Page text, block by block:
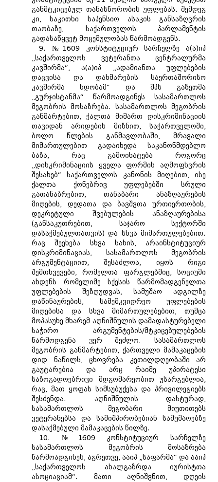
განმტკიცებულ თანასწორობის უფლებას. შემდეგ
კი, საკითხი საპენსიო ასაკის განსაზღვრის
თაობაზე, საქართველოს პარლამენტის
გადასაწყვეტ მოცემულობას წარმოადგენს.
9. №1609 კონსტიტუციურ სარჩელზე ა(ა)იპ
„საქართველოს ვეტერანთა ცენტრალურმა
კავშირმა“, ა(ა)იპ „ადამიანთა უფლებების
დაცვისა და დახმარების საერთაშორისო
კავშირმა ნდობამ“ და შპს გაზეთმა
„გურჯისტანმა“ წარმოადგინეს სასამართლოს
მეგობრის მოსაზრება. სასამართლოს მეგობრის
განმარტებით, ქალთა მიმართ დისკრიმინაციის
თავიდან არიდების მიზნით, საქართველოში,
ბოლო წლების განმავლობაში, მრავალი
მიმართულებით გადაიხედა საკანონმდებლო
ბაზა, რაც გამოიხატება როგორც
„დისკრიმინაციის ყველა ფორმის აღმოფხვრის
შესახებ“ საქართველოს კანონის მიღებით, ისე
ქალთა ქონებრივ უფლებებში სრული
გათანაბრებით, თანაბარი ანაზღაურების
მიღების, დედათა და ბავშვთა ურთიერთობის,
დეკრეტული შვებულების ანაზღაურებისა
(განსაკუთრებით, საჯარო სექტორში
დასაქმებულთათვის) და სხვა მიმართულებებით.
რაც შეეხება სხვა სახის, არაინსტიტუციურ
დისკრიმინაციას, სასამართლოს მეგობრის
არგუმენტაციით, შესაძლოა, იყოს რიგი
შემთხვევები, რომელთა ფარგლებშიც, სოციუმი
ახდენს რომელიმე სქესის წარმომადგენელთა
უფლებების შეზღუდვას, სამუშაო ადგილზე
დაწინაურების, სამემკვიდრეო უფლებების
მიღებისა და სხვა მიმართულებებით, თუმცა
მოპასუხე მხარემ აღნიშნულის დამადასტურებელი
საჭირო არგუმენტების/მტკიცებულებების
წარმოდგენა ვერ შეძლო. სასამართლოს
მეგობრის განმარტებით, ქართველი მამაკაცების
დიდ ნაწილს, ცხოვრება კეთილდღეობაში არ
გაუტარებია და არც რაიმე უპირატესი
საზოგადოებრივი მდგომარეობით უსარგებლია,
რაც, მათ ყოფას სიმსუბუქესა და პრივილეგიებს
შესძენდა. აღნიშნულის დასტურად,
სასამართლოს მეგობარი მიუთითებს
ვეტერანებსა და საშიშპირობებიან სამუშაოებზე
დასაქმებული მამაკაცების წილზე.
10. №1609 კონსტიტუციურ სარჩელზე
სასამართლოს მეგობრის მოსაზრება
წარმოადგინეს, აგრეთვე, ააიპ „საფარმა“ და ააიპ
„საქართველოს ახალგაზრდა იურისტთა
ასოციაციამ“. მათი აღნიშვნით, დღეის